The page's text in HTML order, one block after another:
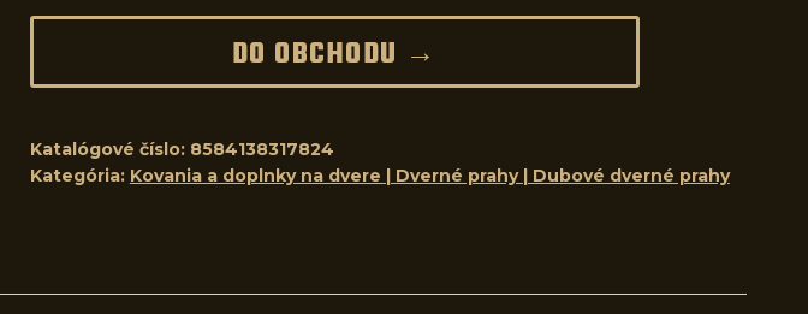
DO OBCHODU →
Katalógové číslo: 8584138317824
Kategória: Kovania a doplnky na dvere | Dverné prahy | Dubové dverné prahy